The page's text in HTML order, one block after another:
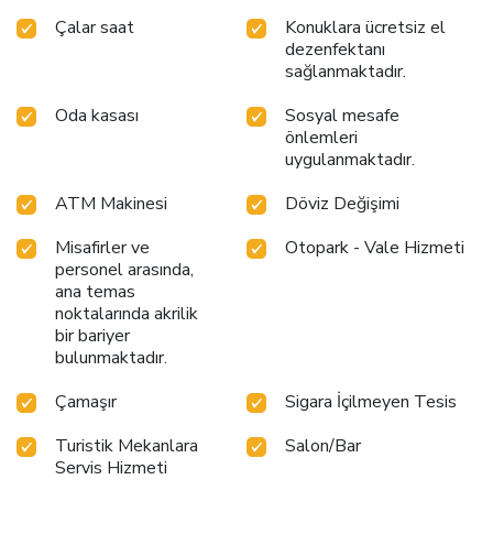
Çalar saat
Konuklara ücretsiz el
dezenfektanı
sağlanmaktadır.
Oda kasası
Sosyal mesafe
önlemleri
uygulanmaktadır.
ATM Makinesi
Döviz Değişimi
Misafirler ve
personel arasında,
ana temas
noktalarında akrilik
bir bariyer
bulunmaktadır.
Otopark - Vale Hizmeti
Çamaşır
Sigara İçilmeyen Tesis
Turistik Mekanlara
Servis Hizmeti
Salon/Bar